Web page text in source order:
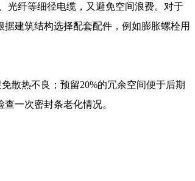
光纤等细径电缆，又避免空间浪费。对于
建筑结构选择配套配件，例如膨胀螺栓用
散热不良；预留20%的冗余空间便于后期
一次密封条老化情况。